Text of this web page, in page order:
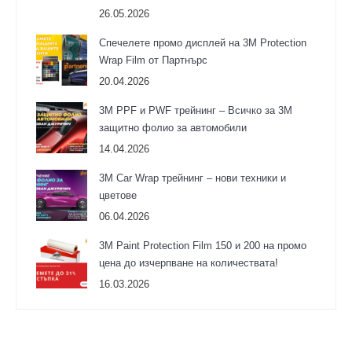
26.05.2026
Спечелете промо дисплей на 3M Protection
Wrap Film от Партнърс
20.04.2026
3M PPF и PWF трейнинг – Всичко за 3М
защитно фолио за автомобили
14.04.2026
3M Car Wrap трейнинг – нови техники и
цветове
06.04.2026
3М Paint Protection Film 150 и 200 на промо
цена до изчерпване на количествата!
16.03.2026